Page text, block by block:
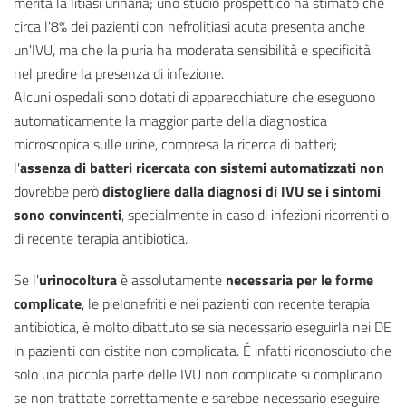
circa l'8% dei pazienti con nefrolitiasi acuta presenta anche
un'IVU, ma che la piuria ha moderata sensibilità e specificità
nel predire la presenza di infezione.
Alcuni ospedali sono dotati di apparecchiature che eseguono
automaticamente la maggior parte della diagnostica
microscopica sulle urine, compresa la ricerca di batteri;
l'assenza di batteri ricercata con sistemi automatizzati non
dovrebbe peròdistogliere dalla diagnosi di IVU se i sintomi
sono convincenti, specialmente in caso di infezioni ricorrenti o
di recente terapia antibiotica.
Se l'urinocolturaè assolutamente necessaria per le forme
complicate, le pielonefriti e nei pazienti con recente terapia
antibiotica, è molto dibattuto se sia necessario eseguirla nei DE
in pazienti con cistite non complicata. É infatti riconosciuto che
solo una piccola parte delle IVU non complicate si complicano
se non trattate correttamente e sarebbe necessario eseguire